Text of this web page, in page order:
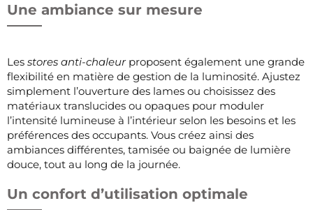
Une ambiance sur mesure
Les stores anti-chaleurproposent également une grande
flexibilité en matière de gestion de la luminosité. Ajustez
simplement l’ouverture des lames ou choisissez des
matériaux translucides ou opaques pour moduler
l’intensité lumineuse à l’intérieur selon les besoins et les
préférences des occupants. Vous créez ainsi des
ambiances différentes, tamisée ou baignée de lumière
douce, tout au long de la journée.
Un confort d’utilisation optimale